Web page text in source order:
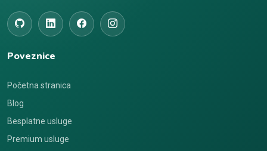
Poveznice
Početna stranica
Blog
Besplatne usluge
Premium usluge